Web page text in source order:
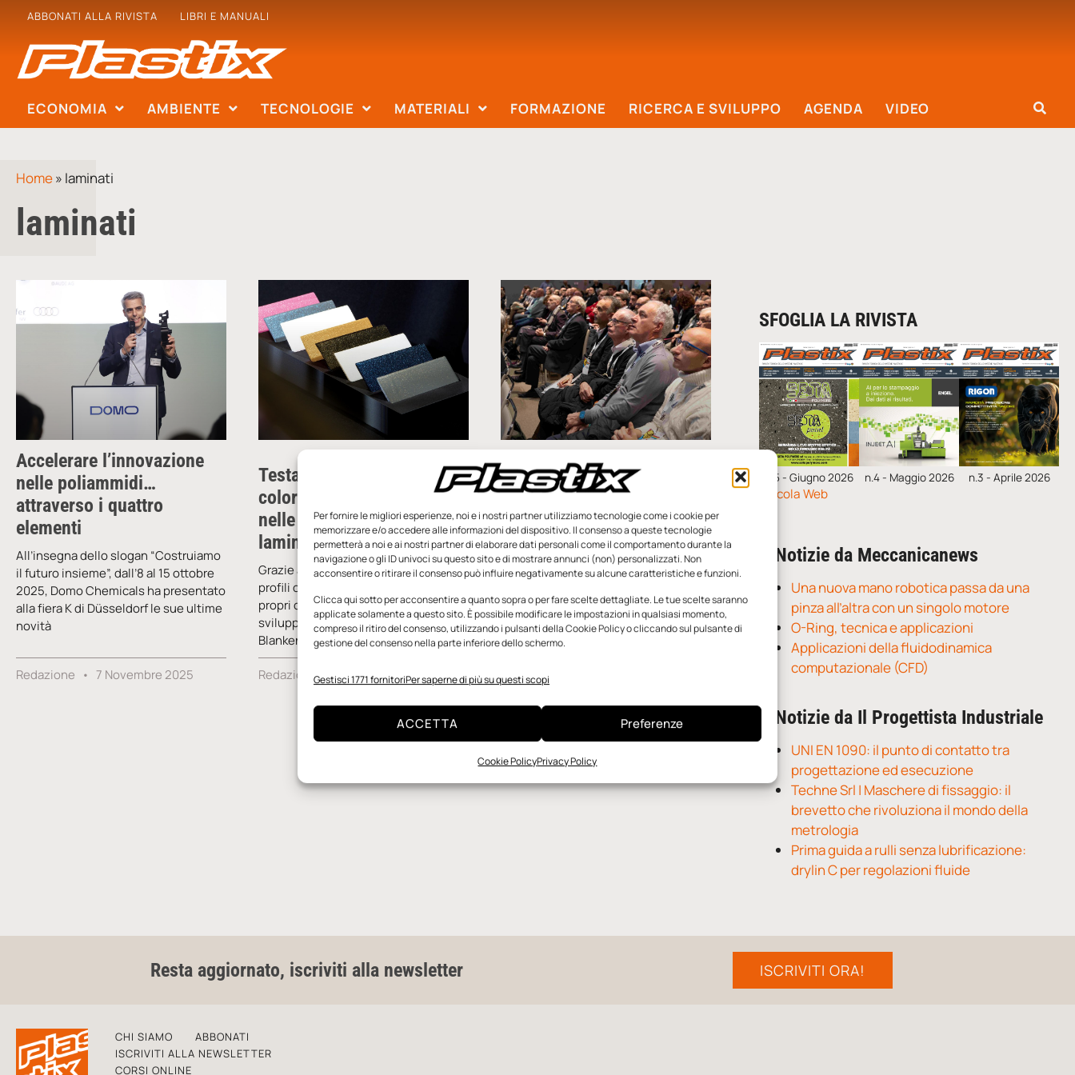
Per fornire le migliori esperienze, noi e i nostri partner utilizziamo tecnologie come i cookie per
memorizzare e/o accedere alle informazioni del dispositivo. Il consenso a queste tecnologie
permetterà a noi e ai nostri partner di elaborare dati personali come il comportamento durante la
navigazione o gli ID univoci su questo sito e di mostrare annunci (non) personalizzati. Non
acconsentire o ritirare il consenso può influire negativamente su alcune caratteristiche e funzioni.
Clicca qui sotto per acconsentire a quanto sopra o per fare scelte dettagliate. Le tue scelte saranno
applicate solamente a questo sito. È possibile modificare le impostazioni in qualsiasi momento,
compreso il ritiro del consenso, utilizzando i pulsanti della Cookie Policy o cliccando sul pulsante di
gestione del consenso nella parte inferiore dello schermo.
Gestisci 1771 fornitoriPer saperne di più su questi scopi
ACCETTA Preferenze
Cookie PolicyPrivacy Policy
ABBONATI ALLA RIVISTA LIBRI E MANUALI
ECONOMIA AMBIENTE TECNOLOGIE MATERIALI FORMAZIONE RICERCA E SVILUPPO AGENDA VIDEO
Home» laminati
laminati
Accelerare l’innovazione
nelle poliammidi…
attraverso i quattro
elementi
All’insegna dello slogan “Costruiamo
il futuro insieme”, dall’8 al 15 ottobre
2025, Domo Chemicals ha presentato
alla fiera K di Düsseldorf le sue ultime
novità
Redazione 7 Novembre 2025
contenuto sponsorizzato
Testare più rapidamente i
colori con effetti speciali
nelle applicazioni con
laminato
Grazie a processi speciali e a specifici
profili campione, Grafe permette ai
propri clienti di risparmiare tempo di
sviluppo. Il gruppo Grafe di
Blankenhain (Germania)
Redazione 15 Aprile 2025
Congresso TMP: un premio
alla resilienza
Così come molte altre, anche
l’industria delle materie plastiche
deve fare i conti con le criticità della
geopolitica e dell’economia. Non per
questo smette di
Redazione
SFOGLIA LA RIVISTA
n.5 - Giugno 2026 n.4 - Maggio 2026 n.3 - Aprile 2026
Edicola Web
Notizie da Meccanicanews
Una nuova mano robotica passa da una
pinza all’altra con un singolo motore
O-Ring, tecnica e applicazioni
Applicazioni della fluidodinamica
computazionale (CFD)
Notizie da Il Progettista Industriale
UNI EN 1090: il punto di contatto tra
progettazione ed esecuzione
Techne Srl | Maschere di fissaggio: il
brevetto che rivoluziona il mondo della
metrologia
Prima guida a rulli senza lubrificazione:
drylin C per regolazioni fluide
Resta aggiornato, iscriviti alla newsletter ISCRIVITI ORA!
CHI SIAMO
ABBONATI
ISCRIVITI ALLA NEWSLETTER
CORSI ONLINE